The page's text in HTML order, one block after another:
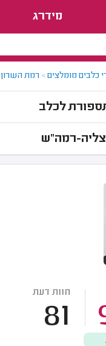
מידרג
כלבים מומלצים> רמת השרון
לכלב
רמה"ש
חוות דעת
81